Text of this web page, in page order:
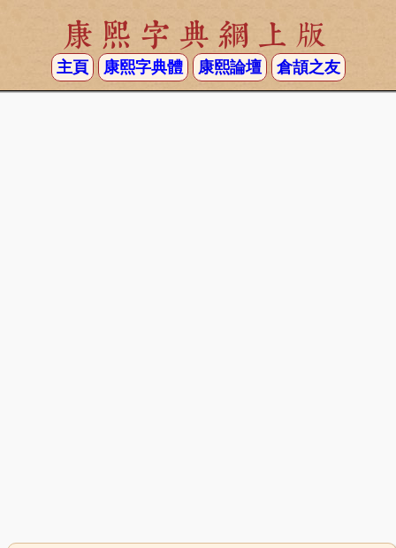
康熙字典網上版
主頁 康熙字典體 康熙論壇 倉頡之友